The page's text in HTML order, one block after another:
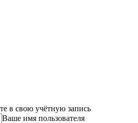
в свою учётную запись
Ваше имя пользователя